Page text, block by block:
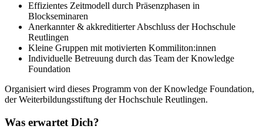
Effizientes Zeitmodell durch Präsenzphasen in
Blockseminaren
Anerkannter & akkreditierter Abschluss der Hochschule
Reutlingen
Kleine Gruppen mit motivierten Kommiliton:innen
Individuelle Betreuung durch das Team der Knowledge
Foundation
Organisiert wird dieses Programm von der Knowledge Foundation,
der Weiterbildungsstiftung der Hochschule Reutlingen.
Was erwartet Dich?